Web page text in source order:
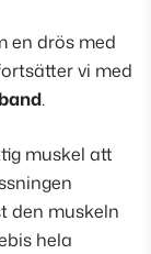
en drös med
vi med
.
muskel att
den muskeln
hela